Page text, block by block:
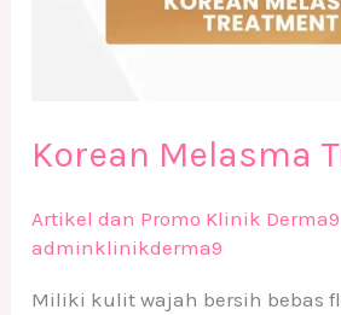
Korean Melasma
Artikel dan Promo Klinik Derma9
adminklinikderma9
Miliki kulit wajah bersih bebas